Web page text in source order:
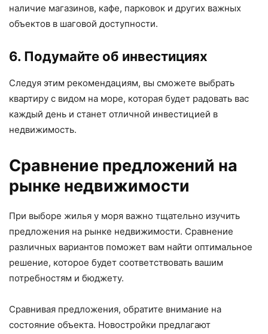
наличие магазинов, кафе, парковок и других важных
объектов в шаговой доступности.
6. Подумайте об инвестициях
Следуя этим рекомендациям, вы сможете выбрать
квартиру с видом на море, которая будет радовать вас
каждый день и станет отличной инвестицией в
недвижимость.
Сравнение предложений на
рынке недвижимости
При выборе жилья у моря важно тщательно изучить
предложения на рынке недвижимости. Сравнение
различных вариантов поможет вам найти оптимальное
решение, которое будет соответствовать вашим
потребностям и бюджету.
Сравнивая предложения, обратите внимание на
состояние объекта. Новостройки предлагают